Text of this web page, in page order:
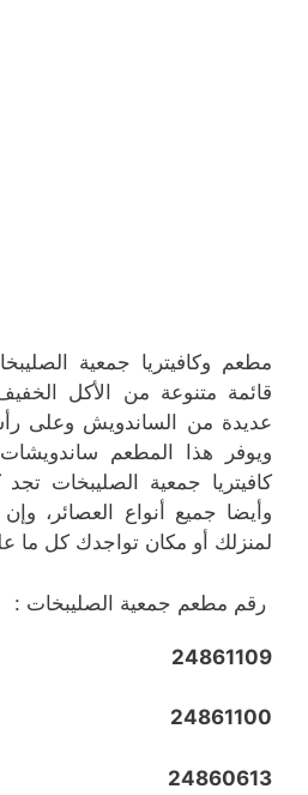
مطعم وكافيتريا جمعية
قائمة متنوعة من الأكل
عديدة من الساندويش وعلى
ويوفر هذا المطعم
كافيتريا جمعية الصليبخات
وأيضا جميع أنواع العصائر،
لمنزلك أو مكان تواجدك كل ما
رقم مطعم جمعية الصليبخات :
24861109
24861100
24860613